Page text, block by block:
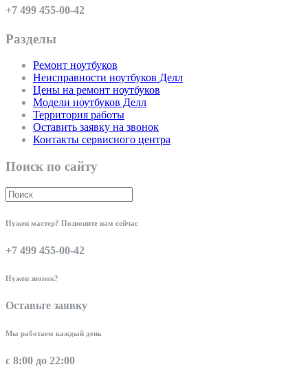
+7 499 455-00-42
Разделы
Ремонт ноутбуков
Неисправности ноутбуков Делл
Цены на ремонт ноутбуков
Модели ноутбуков Делл
Территория работы
Оставить заявку на звонок
Контакты сервисного центра
Поиск по сайту
Нужен мастер? Позвоните нам сейчас
+7 499 455-00-42
Нужен звонок?
Оставьте заявку
Мы работаем каждый день
с 8:00 до 22:00